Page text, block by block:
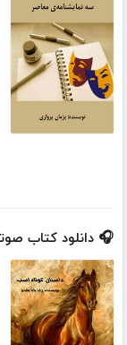
🎧 دانلود کتاب